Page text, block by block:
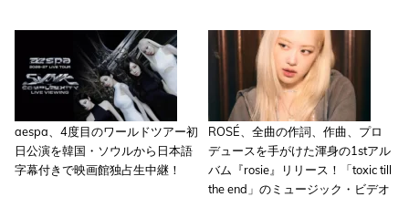
aespa、4度目のワールドツアー初
日公演を韓国・ソウルから日本語
字幕付きで映画館独占生中継！
ROSÉ、全曲の作詞、作曲、プロ
デュースを手がけた渾身の1stアル
バム『rosie』リリース！「toxic till
the end」のミュージック・ビデオ